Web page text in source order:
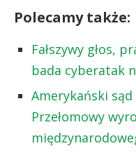
Polecamy także:
Fałszywy głos,
bada cyberatak
Amerykański
Przełomowy